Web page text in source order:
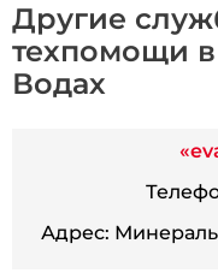
Другие
техпомощи
Водах
Адрес: